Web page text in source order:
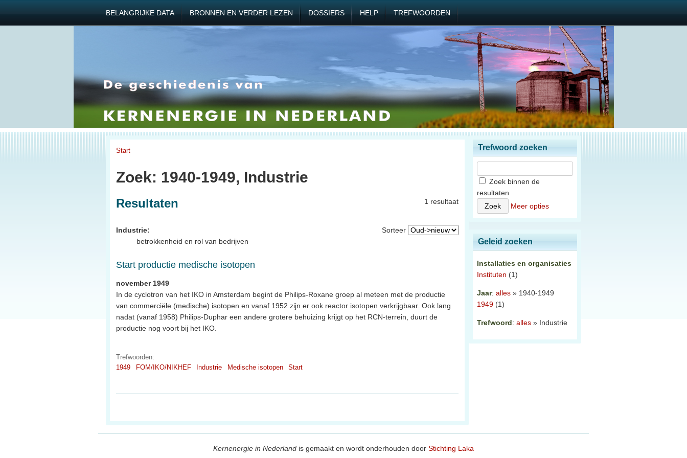
BELANGRIJKE DATA BRONNEN EN VERDER LEZEN DOSSIERS HELP TREFWOORDEN
Start
Zoek: 1940-1949, Industrie
1 resultaat
Resultaten
Sorteer
Industrie:
betrokkenheid en rol van bedrijven
Start productie medische isotopen
november 1949
In de cyclotron van het IKO in Amsterdam begint de Philips-Roxane groep al meteen met de productie
van commerciële (medische) isotopen en vanaf 1952 zijn er ook reactor isotopen verkrijgbaar. Ook lang
nadat (vanaf 1958) Philips-Duphar een andere grotere behuizing krijgt op het RCN-terrein, duurt de
productie nog voort bij het IKO.
Trefwoorden:
1949
FOM/IKO/NIKHEF Industrie Medische isotopen Start
Trefwoord zoeken
Zoek binnen de
resultaten
Meer opties
Geleid zoeken
Installaties en organisaties
Instituten (1)
Jaar: alles » 1940-1949
1949 (1)
Trefwoord: alles » Industrie
Kernenergie in Nederland is gemaakt en wordt onderhouden door Stichting Laka